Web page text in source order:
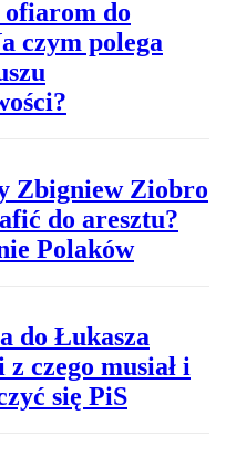
ofiarom do
czym polega
Zbigniew Ziobro
do aresztu?
Polaków
do Łukasza
czego musiał i
się PiS